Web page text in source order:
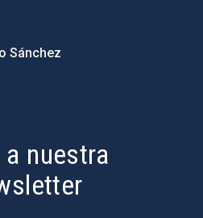
Sánchez
a nuestra